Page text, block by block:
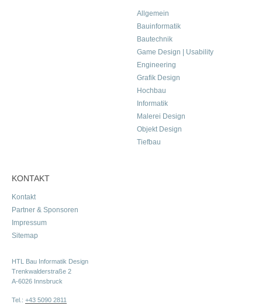
Allgemein
Bauinformatik
Bautechnik
Game Design | Usability
Engineering
Grafik Design
Hochbau
Informatik
Malerei Design
Objekt Design
Tiefbau
KONTAKT
Kontakt
Partner & Sponsoren
Impressum
Sitemap
HTL Bau Informatik Design
Trenkwalderstraße 2
A-6026 Innsbruck
Tel.: +43 5090 2811